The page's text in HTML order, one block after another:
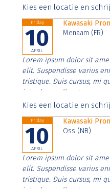
Aenean faucibus nibh et
Kies een locatie en
Friday
10
APRIL
Kawasaki
Menaam (FR)
Lorem ipsum dolor sit
elit. Suspendisse varius
tristique. Duis cursus, mi
interdum nulla, ut
Aenean faucibus nibh et
Kies een locatie en
Friday
10
APRIL
Kawasaki
Oss (NB)
Lorem ipsum dolor sit
elit. Suspendisse varius
tristique. Duis cursus, mi
interdum nulla, ut